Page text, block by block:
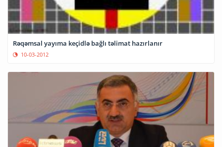
Rəqəmsal yayıma keçidlə bağlı təlimat hazırlanır
10-03-2012